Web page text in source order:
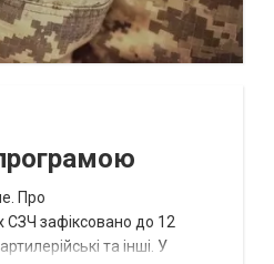
Про
СЗЧ зафіксовано до 12
та інші. У